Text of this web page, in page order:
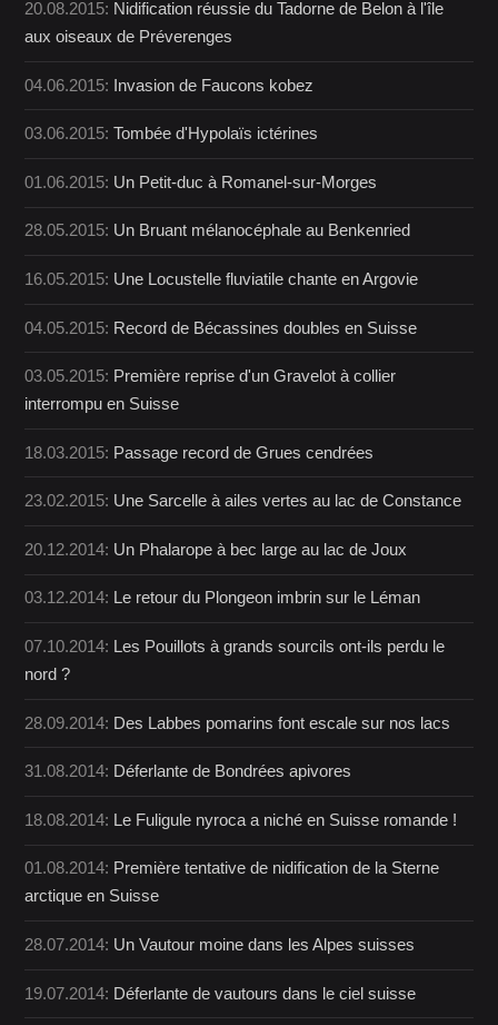
20.08.2015: Nidification réussie du Tadorne de Belon à l'île
aux oiseaux de Préverenges
04.06.2015: Invasion de Faucons kobez
03.06.2015:Tombée d'Hypolaïs ictérines
01.06.2015: Un Petit-duc à Romanel-sur-Morges
28.05.2015: Un Bruant mélanocéphale au Benkenried
16.05.2015: Une Locustelle fluviatile chante en Argovie
04.05.2015: Record de Bécassines doubles en Suisse
03.05.2015: Première reprise d'un Gravelot à collier
interrompu en Suisse
18.03.2015: Passage record de Grues cendrées
23.02.2015: Une Sarcelle à ailes vertes au lac de Constance
20.12.2014: Un Phalarope à bec large au lac de Joux
03.12.2014: Le retour du Plongeon imbrin sur le Léman
07.10.2014: Les Pouillots à grands sourcils ont-ils perdu le
nord ?
28.09.2014: Des Labbes pomarins font escale sur nos lacs
31.08.2014: Déferlante de Bondrées apivores
18.08.2014: Le Fuligule nyroca a niché en Suisse romande !
01.08.2014: Première tentative de nidification de la Sterne
arctique en Suisse
28.07.2014: Un Vautour moine dans les Alpes suisses
19.07.2014: Déferlante de vautours dans le ciel suisse